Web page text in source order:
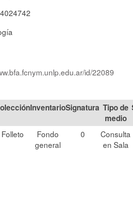
id/22089
Signatura Tipo de
medio
Folleto
Fondo
general
0
Consulta
en Sala